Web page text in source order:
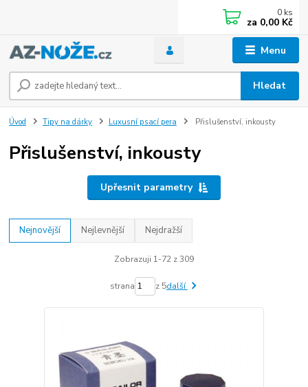
Menu
Hledat
0 ks
za 0,00 Kč
Úvod Tipy na dárky Luxusní psací pera Přislušenství, inkousty
Přislušenství, inkousty
Upřesnit parametry
Nejnovější Nejlevnější Nejdražší
Zobrazuji 1-72 z 309
strana z 5další